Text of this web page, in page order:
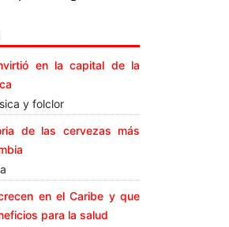
en la capital de la
y folclor
de las cervezas más
en el Caribe y que
para la salud